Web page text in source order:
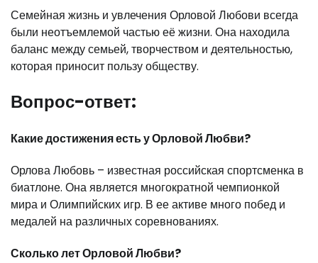
Семейная жизнь и увлечения Орловой Любови всегда
были неотъемлемой частью её жизни. Она находила
баланс между семьей, творчеством и деятельностью,
которая приносит пользу обществу.
Вопрос-ответ:
Какие достижения есть у Орловой Любви?
Орлова Любовь – известная российская спортсменка в
биатлоне. Она является многократной чемпионкой
мира и Олимпийских игр. В ее активе много побед и
медалей на различных соревнованиях.
Сколько лет Орловой Любви?